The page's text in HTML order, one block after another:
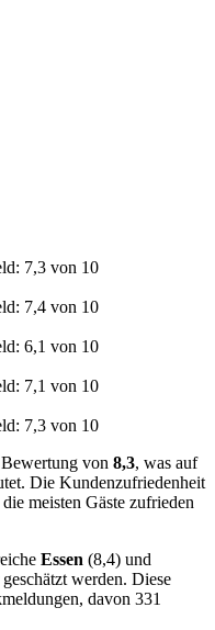
7,3 von 10
7,4 von 10
6,1 von 10
7,1 von 10
7,3 von 10
von 8,3, was auf
Die Kundenzufriedenheit
meisten Gäste zufrieden
Essen (8,4) und
werden. Diese
davon 331